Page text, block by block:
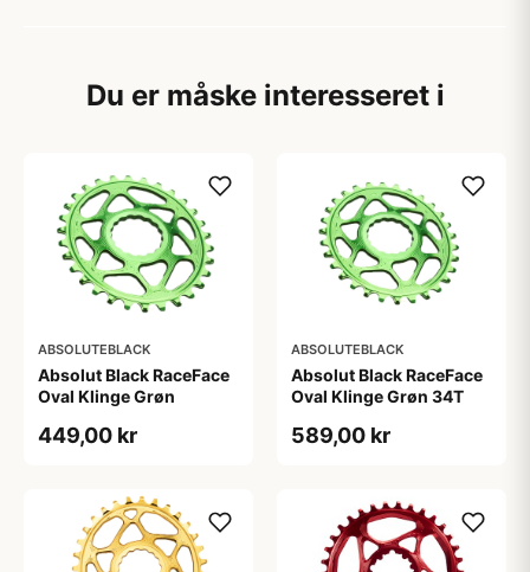
Du er måske interesseret i
ABSOLUTEBLACK
Absolut Black RaceFace
Oval Klinge Grøn
449,00 kr
ABSOLUTEBLACK
Absolut Black RaceFace
Oval Klinge Grøn 34T
589,00 kr